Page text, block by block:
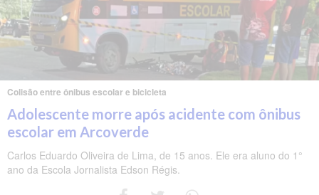
Colisão entre ônibus escolar e bicicleta
Adolescente morre após acidente com ônibus
escolar em Arcoverde
Carlos Eduardo Oliveira de Lima, de 15 anos. Ele era aluno do 1°
ano da Escola Jornalista Edson Régis.